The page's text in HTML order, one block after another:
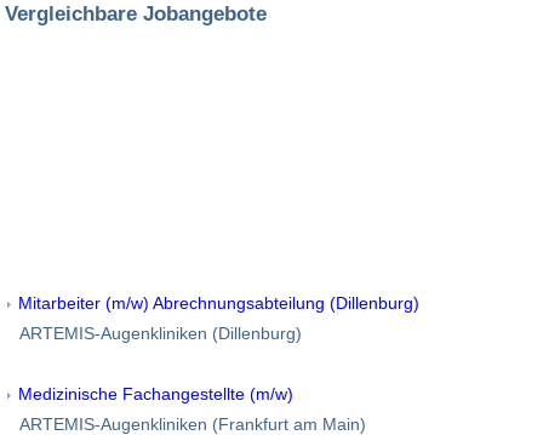
Vergleichbare Jobangebote
Mitarbeiter (m/w) Abrechnungsabteilung (Dillenburg)
ARTEMIS-Augenkliniken (Dillenburg)
Medizinische Fachangestellte (m/w)
ARTEMIS-Augenkliniken (Frankfurt am Main)